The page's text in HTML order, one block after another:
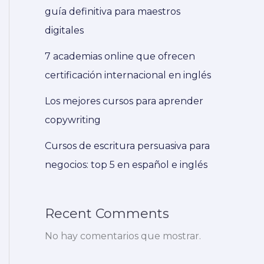
guía definitiva para maestros
digitales
7 academias online que ofrecen
certificación internacional en inglés
Los mejores cursos para aprender
copywriting
Cursos de escritura persuasiva para
negocios: top 5 en español e inglés
Recent Comments
No hay comentarios que mostrar.